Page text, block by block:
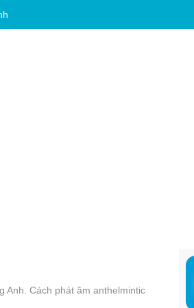
Anh. Cách phát âm anthelmintic